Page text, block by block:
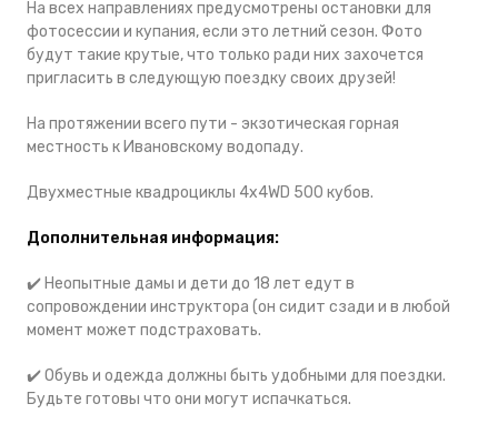
На всех направлениях предусмотрены остановки для
фотосессии и купания, если это летний сезон. Фото
будут такие крутые, что только ради них захочется
пригласить в следующую поездку своих друзей!
На протяжении всего пути - экзотическая горная
местность к Ивановскому водопаду.
Двухместные квадроциклы 4х4WD 500 кубов.
Дополнительная информация:
✔️ Неопытные дамы и дети до 18 лет едут в
сопровождении инструктора (он сидит сзади и в любой
момент может подстраховать.
✔️Обувь и одежда должны быть удобными для поездки.
Будьте готовы что они могут испачкаться.